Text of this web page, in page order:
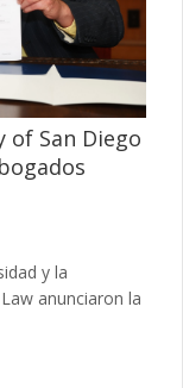
of San Diego
y la
anunciaron la